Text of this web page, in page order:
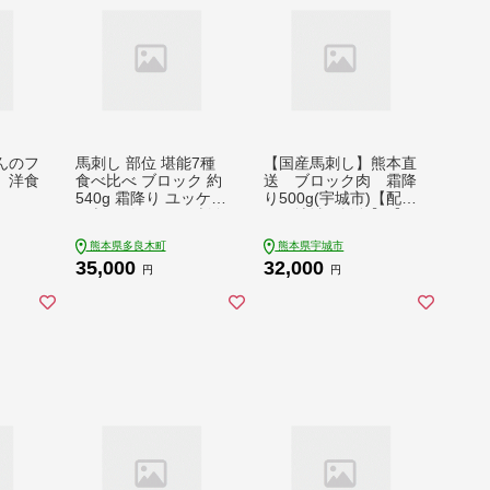
のフ
洋食
馬刺し 部位 堪能7種
食べ比べ ブロック 約
540g 霜降り ユッケ
降り 赤身 ヒレ タタキ
トロ 桜うまトロ ネギ
熊本県多良木町
35,000 円
【国産馬刺し】熊本直
送 ブロック肉 霜降
り500g(宇城市)【配送
熊本県宇城市
32,000 円